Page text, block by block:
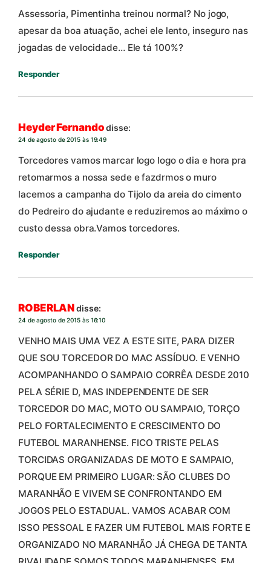
Assessoria, Pimentinha treinou normal? No jogo,
apesar da boa atuação, achei ele lento, inseguro nas
jogadas de velocidade… Ele tá 100%?
Responder
Heyder Fernando disse:
24 de agosto de 2015 às 19:49
Torcedores vamos marcar logo logo o dia e hora pra
retomarmos a nossa sede e fazdrmos o muro
lacemos a campanha do Tijolo da areia do cimento
do Pedreiro do ajudante e reduziremos ao máximo o
custo dessa obra.Vamos torcedores.
Responder
ROBERLANdisse:
24 de agosto de 2015 às 16:10
VENHO MAIS UMA VEZ A ESTE SITE, PARA DIZER
QUE SOU TORCEDOR DO MAC ASSÍDUO. E VENHO
ACOMPANHANDO O SAMPAIO CORRÊA DESDE 2010
PELA SÉRIE D, MAS INDEPENDENTE DE SER
TORCEDOR DO MAC, MOTO OU SAMPAIO, TORÇO
PELO FORTALECIMENTO E CRESCIMENTO DO
FUTEBOL MARANHENSE. FICO TRISTE PELAS
TORCIDAS ORGANIZADAS DE MOTO E SAMPAIO,
PORQUE EM PRIMEIRO LUGAR: SÃO CLUBES DO
MARANHÃO E VIVEM SE CONFRONTANDO EM
JOGOS PELO ESTADUAL. VAMOS ACABAR COM
ISSO PESSOAL E FAZER UM FUTEBOL MAIS FORTE E
ORGANIZADO NO MARANHÃO JÁ CHEGA DE TANTA